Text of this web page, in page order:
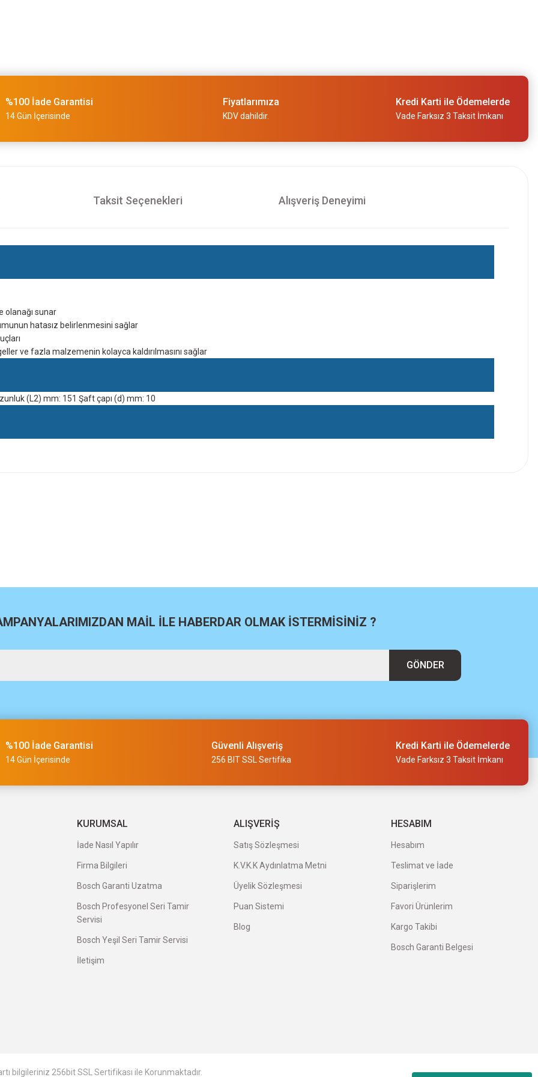
%100 İade Garantisi
14 Gün İçerisinde
Fiyatlarımıza
KDV dahildir.
Kredi Karti ile Ödemelerde
Vade Farksız 3 Taksit İmkanı
Taksit Seçenekleri Alışveriş Deneyimi
olanağı sunar
hatasız belirlenmesini sağlar
ve fazla malzemenin kolayca kaldırılmasını sağlar
(L2) mm: 151 Şaft çapı (d) mm: 10
uygun ve kaliteli ürünleriniz için
herkese tavsiye ederim.
ederim.
MAİL İLE HABERDAR OLMAK İSTERMİSİNİZ ?
GÖNDER
%100 İade Garantisi
14 Gün İçerisinde
Güvenli Alışveriş
256 BIT SSL Sertifika
Kredi Karti ile Ödemelerde
Vade Farksız 3 Taksit İmkanı
KURUMSAL
İade Nasıl Yapılır
Firma Bilgileri
Bosch Garanti Uzatma
Bosch Profesyonel Seri Tamir
Servisi
Bosch Yeşil Seri Tamir Servisi
İletişim
ALIŞVERİŞ
Satış Sözleşmesi
K.V.K.K Aydınlatma Metni
Üyelik Sözleşmesi
Puan Sistemi
Blog
HESABIM
Hesabım
Teslimat ve İade
Siparişlerim
Favori Ürünlerim
Kargo Takibi
Bosch Garanti Belgesi
bilgileriniz 256bit SSL Sertifikası ile Korunmaktadır.